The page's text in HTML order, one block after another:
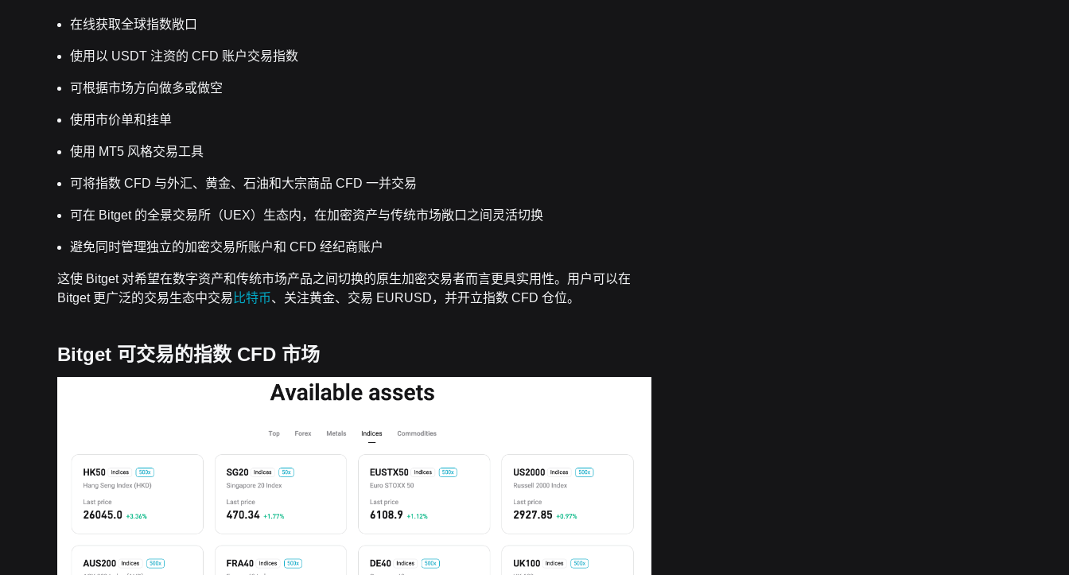
在线获取全球指数敞口
使用以 USDT 注资的 CFD 账户交易指数
可根据市场方向做多或做空
使用市价单和挂单
使用 MT5 风格交易工具
可将指数 CFD 与外汇、黄金、石油和大宗商品 CFD 一并交易
可在 Bitget 的全景交易所（UEX）生态内，在加密资产与传统市场敞口之间灵活切换
避免同时管理独立的加密交易所账户和 CFD 经纪商账户
这使 Bitget 对希望在数字资产和传统市场产品之间切换的原生加密交易者而言更具实用性。用户可以在
Bitget 更广泛的交易生态中交易 比特币、关注黄金、交易 EURUSD，并开立指数 CFD 仓位。
Bitget 可交易的指数 CFD 市场